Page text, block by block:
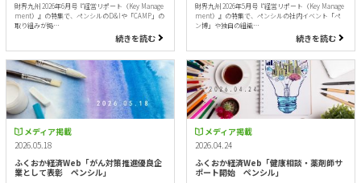
財界九州 2026年6月号『経営リポート（Key Manage
ment）』の特集で、ペンシルのD&Iや「CAMP」の
取り組みが掲…
続きを読む
財界九州 2026年5月号『経営リポート（Key Manage
ment）』の特集で、ペンシルの社内イベント「ペ
ン博」や独自の組織…
続きを読む
メディア掲載
2026.05.18
ふくおか経済Web「がん対策推進優良企
業として表彰 ペンシル」
メディア掲載
2026.04.24
ふくおか経済Web「健康相談・薬剤師サ
ポート開始 ペンシル」